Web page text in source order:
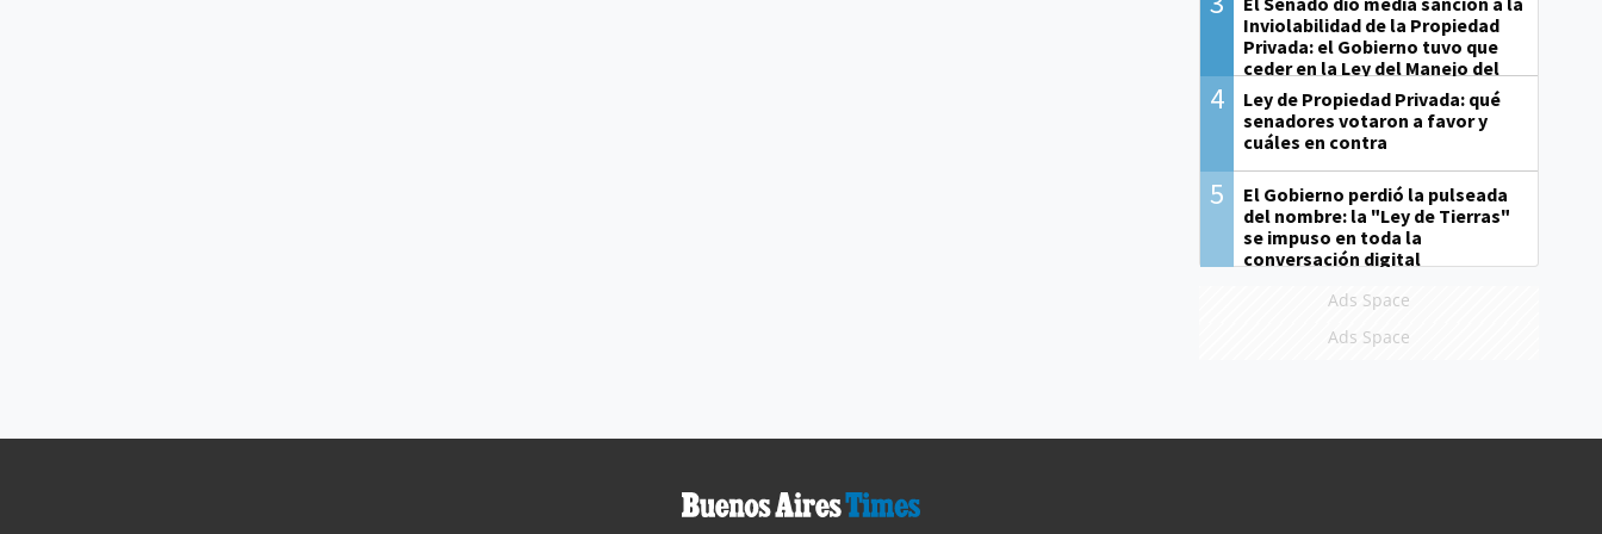
Inviolabilidad de la Propiedad
Privada: el Gobierno tuvo que
ceder en la Ley del Manejo del
Fuego
4
Ley de Propiedad Privada: qué
senadores votaron a favor y
cuáles en contra
5
El Gobierno perdió la pulseada
del nombre: la "Ley de Tierras"
se impuso en toda la
conversación digital
Ads Space
Ads Space